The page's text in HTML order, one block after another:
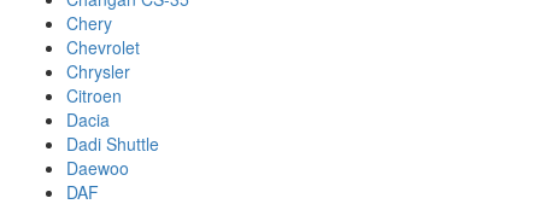
Chery
Chevrolet
Chrysler
Citroen
Dacia
Dadi Shuttle
Daewoo
DAF